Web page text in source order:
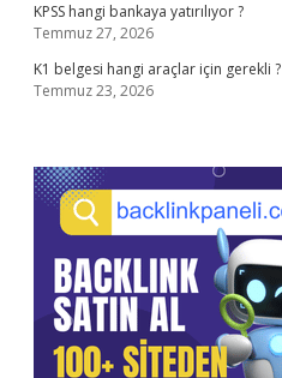
KPSS hangi bankaya yatırılıyor ?
Temmuz 27, 2026
K1 belgesi hangi araçlar için gerekli ?
Temmuz 23, 2026